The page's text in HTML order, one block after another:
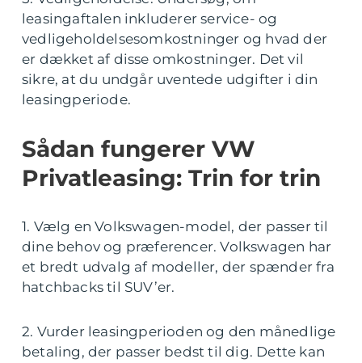
leasingaftalen inkluderer service- og
vedligeholdelsesomkostninger og hvad der
er dækket af disse omkostninger. Det vil
sikre, at du undgår uventede udgifter i din
leasingperiode.
Sådan fungerer VW
Privatleasing: Trin for trin
1. Vælg en Volkswagen-model, der passer til
dine behov og præferencer. Volkswagen har
et bredt udvalg af modeller, der spænder fra
hatchbacks til SUV’er.
2. Vurder leasingperioden og den månedlige
betaling, der passer bedst til dig. Dette kan